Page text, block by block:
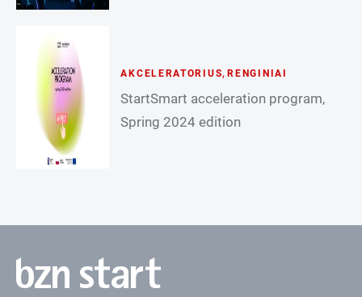
AKCELERATORIUS, RENGINIAI
StartSmart acceleration program,
Spring 2024 edition